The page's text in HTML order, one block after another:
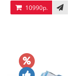
10990р.